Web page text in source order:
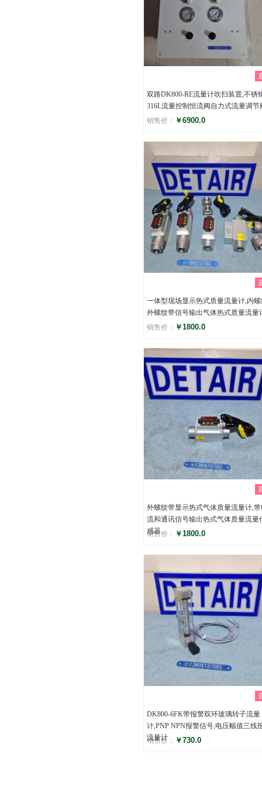
双路DK800-RE流量计吹扫装置,不锈
316L流量控制恒流阀自力式流量调节
销售价： ￥6900.0
评分
一体型现场显示热式质量流量计,内
外螺纹带信号输出气体热式质量流量
销售价： ￥1800.0
评分
()
外螺纹带显示热式气体质量流量计,
流和通讯信号输出热式气体质量流量
感器
销售价： ￥1800.0
评分
DK800-6FK带报警双环玻璃转子流量
计,PNP NPN报警信号,电压幅值三线
流量计
销售价： ￥730.0